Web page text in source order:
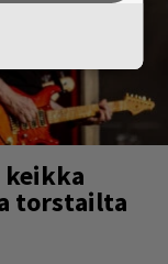
keikka
torstailta